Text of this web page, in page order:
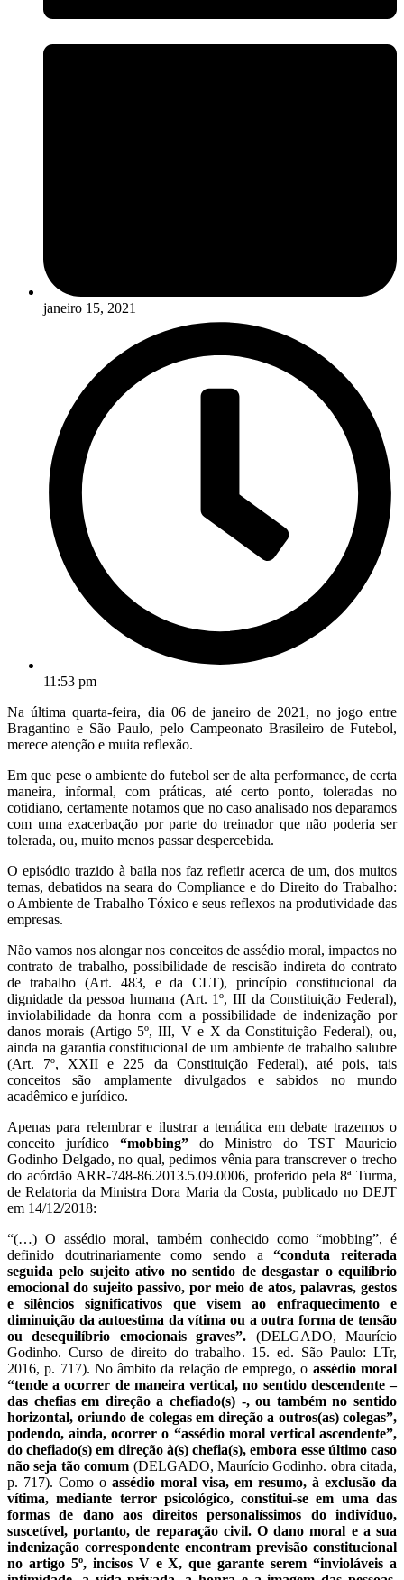
janeiro 15, 2021
11:53 pm
Na última quarta-feira, dia 06 de janeiro de 2021, no jogo entre
Bragantino e São Paulo, pelo Campeonato Brasileiro de Futebol,
merece atenção e muita reflexão.
Em que pese o ambiente do futebol ser de alta performance, de certa
maneira, informal, com práticas, até certo ponto, toleradas no
cotidiano, certamente notamos que no caso analisado nos deparamos
com uma exacerbação por parte do treinador que não poderia ser
tolerada, ou, muito menos passar despercebida.
O episódio trazido à baila nos faz refletir acerca de um, dos muitos
temas, debatidos na seara do Compliance e do Direito do Trabalho:
o Ambiente de Trabalho Tóxico e seus reflexos na produtividade das
empresas.
Não vamos nos alongar nos conceitos de assédio moral, impactos no
contrato de trabalho, possibilidade de rescisão indireta do contrato
de trabalho (Art. 483, e da CLT), princípio constitucional da
dignidade da pessoa humana (Art. 1º, III da Constituição Federal),
inviolabilidade da honra com a possibilidade de indenização por
danos morais (Artigo 5º, III, V e X da Constituição Federal), ou,
ainda na garantia constitucional de um ambiente de trabalho salubre
(Art. 7º, XXII e 225 da Constituição Federal), até pois, tais
conceitos são amplamente divulgados e sabidos no mundo
acadêmico e jurídico.
Apenas para relembrar e ilustrar a temática em debate trazemos o
conceito jurídico “mobbing” do Ministro do TST Mauricio
Godinho Delgado, no qual, pedimos vênia para transcrever o trecho
do acórdão ARR-748-86.2013.5.09.0006, proferido pela 8ª Turma,
de Relatoria da Ministra Dora Maria da Costa, publicado no DEJT
em 14/12/2018:
“(…) O assédio moral, também conhecido como “mobbing”, é
definido doutrinariamente como sendo a“conduta reiterada
seguida pelo sujeito ativo no sentido de desgastar o equilíbrio
emocional do sujeito passivo, por meio de atos, palavras, gestos
e silêncios significativos que visem ao enfraquecimento e
diminuição da autoestima da vítima ou a outra forma de tensão
ou desequilíbrio emocionais graves”. (DELGADO, Maurício
Godinho. Curso de direito do trabalho. 15. ed. São Paulo: LTr,
2016, p. 717). No âmbito da relação de emprego, o assédio moral
“tende a ocorrer de maneira vertical, no sentido descendente –
das chefias em direção a chefiado(s) -, ou também no sentido
horizontal, oriundo de colegas em direção a outros(as) colegas”,
podendo, ainda, ocorrer o “assédio moral vertical ascendente”,
do chefiado(s) em direção à(s) chefia(s), embora esse último caso
não seja tão comum (DELGADO, Maurício Godinho. obra citada,
p. 717). Como o assédio moral visa, em resumo, à exclusão da
vítima, mediante terror psicológico, constitui-se em uma das
formas de dano aos direitos personalíssimos do indivíduo,
suscetível, portanto, de reparação civil. O dano moral e a sua
indenização correspondente encontram previsão constitucional
no artigo 5º, incisos V e X, que garante serem “invioláveis a